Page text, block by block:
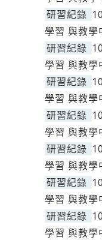
研習紀錄
學習 與教學
研習紀錄
學習 與教學
研習紀錄
學習 與教學
研習紀錄
學習 與教學
研習紀錄
學習 與教學
研習紀錄
學習 與教學
研習紀錄
學習 與教學